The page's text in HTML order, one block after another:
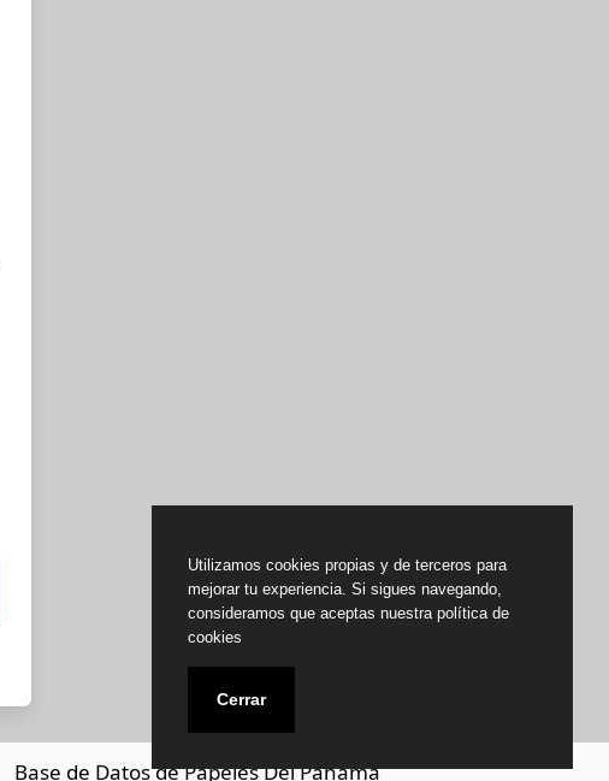
Base de Datos de Papeles Del Panamá
Utilizamos cookies propias y de terceros para
mejorar tu experiencia. Si sigues navegando,
consideramos que aceptas nuestra política de
cookies
Cerrar